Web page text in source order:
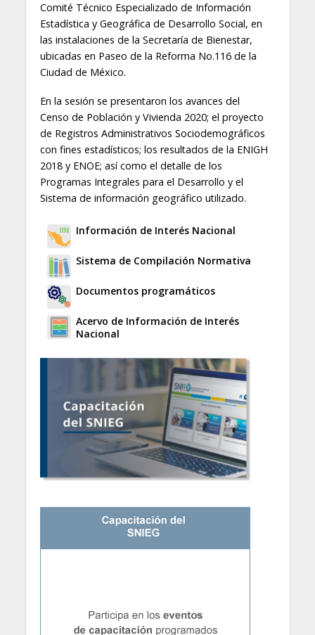
Comité Técnico Especializado de Información
Estadística y Geográfica de Desarrollo Social, en
las instalaciones de la Secretaría de Bienestar,
ubicadas en Paseo de la Reforma No.116 de la
Ciudad de México.
En la sesión se presentaron los avances del
Censo de Población y Vivienda 2020; el proyecto
de Registros Administrativos Sociodemográficos
con fines estadísticos; los resultados de la ENIGH
2018 y ENOE; así como el detalle de los
Programas Integrales para el Desarrollo y el
Sistema de información geográfico utilizado.
Información de Interés Nacional
Sistema de Compilación Normativa
Documentos programáticos
Acervo de Información de Interés
Nacional